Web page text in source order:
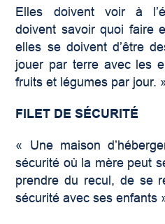
Elles doivent voir à
doivent savoir quoi faire
elles se doivent d’être
jouer par terre avec les
fruits et légumes par jour.
FILET DE SÉCURITÉ
« Une maison
sécurité où la mère peut
prendre du recul, de se
sécurité avec ses enfants